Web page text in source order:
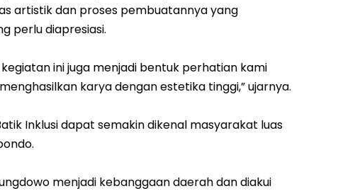
artistik dan proses pembuatannya yang
perlu diapresiasi.
ini juga menjadi bentuk perhatian kami
karya dengan estetika tinggi,” ujarnya.
Inklusi dapat semakin dikenal masyarakat luas
menjadi kebanggaan daerah dan diakui